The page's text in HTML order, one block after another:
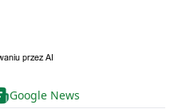
Google News